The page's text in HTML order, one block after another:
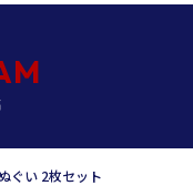
ぐい 2枚セット